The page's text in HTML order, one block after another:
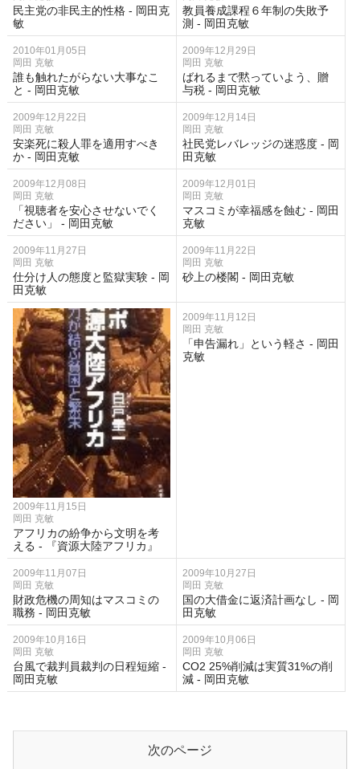
民主党の非民主的性格 - 岡田克
敏
教員養成課程６年制の失敗予
測 - 岡田克敏
2010年01月05日
岡田 克敏
誰も触れたがらない大事なこ
と - 岡田克敏
2009年12月29日
岡田 克敏
ばれるまで黙っていよう、贈
与税 - 岡田克敏
2009年12月22日
岡田 克敏
安楽死に殺人罪を適用すべき
か - 岡田克敏
2009年12月14日
岡田 克敏
社民党レバレッジの迷惑度 - 岡
田克敏
2009年12月08日
岡田 克敏
「視聴者を安心させないでく
ださい」 - 岡田克敏
2009年12月01日
岡田 克敏
マスコミが幸福感を蝕む - 岡田
克敏
2009年11月27日
岡田 克敏
仕分け人の態度と監獄実験 - 岡
田克敏
2009年11月22日
岡田 克敏
砂上の楼閣 - 岡田克敏
2009年11月15日
岡田 克敏
アフリカの紛争から文明を考
える - 『資源大陸アフリカ』
2009年11月12日
岡田 克敏
「申告漏れ」という軽さ - 岡田
克敏
2009年11月07日
岡田 克敏
財政危機の周知はマスコミの
職務 - 岡田克敏
2009年10月27日
岡田 克敏
国の大借金に返済計画なし - 岡
田克敏
2009年10月16日
岡田 克敏
台風で裁判員裁判の日程短縮 -
岡田克敏
2009年10月06日
岡田 克敏
CO2 25%削減は実質31%の削
減 - 岡田克敏
次のページ